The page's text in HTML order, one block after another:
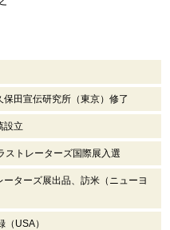
田宣伝研究所（東京）修了
設立
ストレーターズ国際展入選
ターズ展出品、訪米（ニューヨ
USA）